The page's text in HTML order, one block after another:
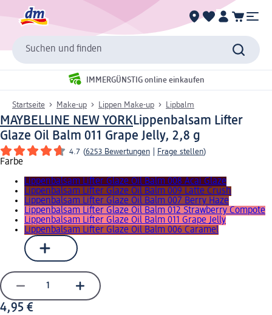
Suchen und finden
IMMERGÜNSTIG online einkaufen
Startseite Make-up Lippen Make-up Lipbalm
MAYBELLINE NEW YORKLippenbalsam Lifter
Glaze Oil Balm 011 Grape Jelly, 2,8 g
4.7 (6253 Bewertungen Frage stellen)
Farbe
Lippenbalsam Lifter Glaze Oil Balm 008 Acai Glaze
Lippenbalsam Lifter Glaze Oil Balm 009 Latte Crush
Lippenbalsam Lifter Glaze Oil Balm 007 Berry Haze
Lippenbalsam Lifter Glaze Oil Balm 012 Strawberry Compote
Lippenbalsam Lifter Glaze Oil Balm 011 Grape Jelly
Lippenbalsam Lifter Glaze Oil Balm 006 Caramel
4,95 €